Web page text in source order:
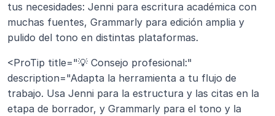
tus necesidades: Jenni para escritura académica con
muchas fuentes, Grammarly para edición amplia y
pulido del tono en distintas plataformas.
<ProTip title="💡 Consejo profesional:"
description="Adapta la herramienta a tu flujo de
trabajo. Usa Jenni para la estructura y las citas en la
etapa de borrador, y Grammarly para el tono y la